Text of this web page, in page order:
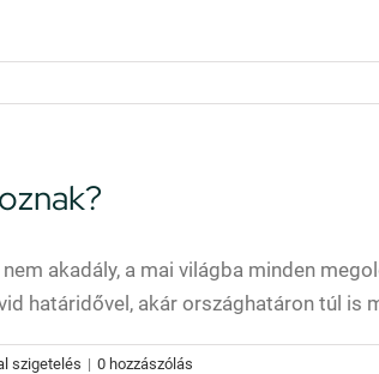
akadály, a mai világba minden
határidővel, akár országhatáron túl is
szigetelés | 0 hozzászólás